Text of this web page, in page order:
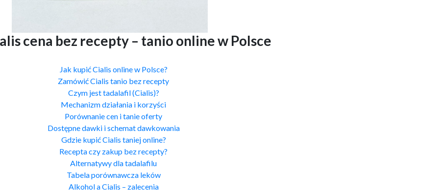
cena bez recepty – tanio online w Polsce
Jak kupić Cialis online w Polsce?
Zamówić Cialis tanio bez recepty
Czym jest tadalafil (Cialis)?
Mechanizm działania i korzyści
Porównanie cen i tanie oferty
Dostępne dawki i schemat dawkowania
Gdzie kupić Cialis taniej online?
Recepta czy zakup bez recepty?
Alternatywy dla tadalafilu
Tabela porównawcza leków
Alkohol a Cialis – zalecenia